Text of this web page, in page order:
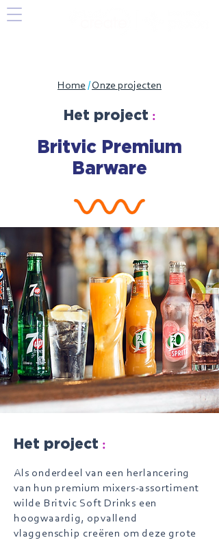
Home/Onze projecten
Het project :
Britvic Premium
Barware
Het project :
Als onderdeel van een herlancering
van hun premium mixers-assortiment
wilde Britvic Soft Drinks een
hoogwaardig, opvallend
vlaggenschip creëren om deze grote